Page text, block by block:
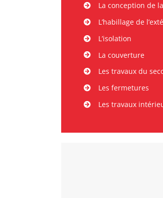
La conception de
L’habillage de
L’isolation
La couverture
Les travaux du
Les fermetures
Les travaux